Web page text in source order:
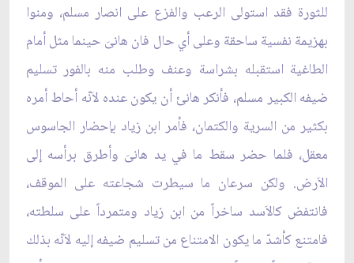
للثورة فقد استولى الرعب والفزع على انصار مسلم، ومنوا
بهزيمة نفسية ساحقة وعلى أي حال فان هانىَ حينما مثل أمام
الطاغية استقبله بشراسة وعنف وطلب منه بالفور تسليم
ضيفه الكبير مسلم، فأنكر هانئ أن يكون عنده لاَنّه أحاط أمره
بكثير من السرية والكتمان، فأمر ابن زياد بإحضار الجاسوس
معقل، فلما حضر سقط ما في يد هانىَ وأطرق برأسه إلى
الاَرض. ولكن سرعان ما سيطرت شجاعته على الموقف،
فانتفض كالاَسد ساخراً من ابن زياد ومتمرداً على سلطته،
فامتنع كأشدّ ما يكون الامتناع من تسليم ضيفه إليه لاَنّه بذلك